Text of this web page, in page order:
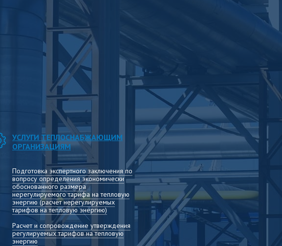
УСЛУГИ ТЕПЛОСНАБЖАЮЩИМ
ОРГАНИЗАЦИЯМ
Подготовка экспертного заключения по
вопросу определения экономически
обоснованного размера
нерегулируемого тарифа на тепловую
энергию (расчёт нерегулируемых
тарифов на тепловую энергию)
Расчет и сопровождение утверждения
регулируемых тарифов на тепловую
энергию